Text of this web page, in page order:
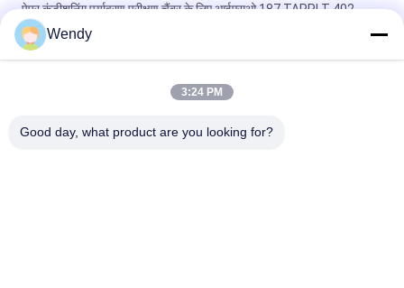
पेपर कंडीशनिंग पर्यावरण परीक्षण चैंबर के लिए आईएसओ 187 TAPPI T 402
लगातार तापमान आर्द्रता चैंबर
ड्राई एंड वेट कम्पोजिट साल्ट स्प्रे करप्शन टेस्ट चैंबर 60L 120L Nss Aass
Wendy
3:24 PM
Good day, what product are you looking for?